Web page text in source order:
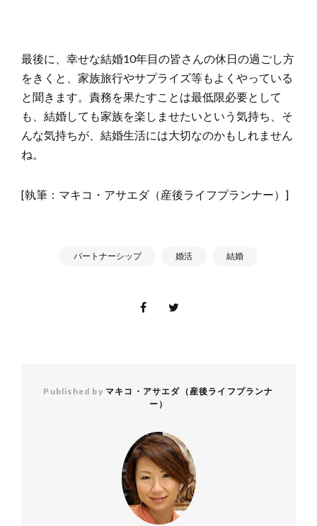
最後に、幸せな結婚10年目の皆さんの休日の過ごし方
をきくと、家族旅行やサプライズ等もよくやっている
と聞きます。責務を果たすことは最低限必要として
も、結婚しても家族を楽しませたいという気持ち、そ
んな気持ちが、結婚生活には大切なのかもしれません
ね。
[執筆：マキコ・アサエダ（産後ライフプランナー）]
パートナーシップ 婚活 結婚
Published by マキコ・アサエダ（産後ライフプランナ
ー）